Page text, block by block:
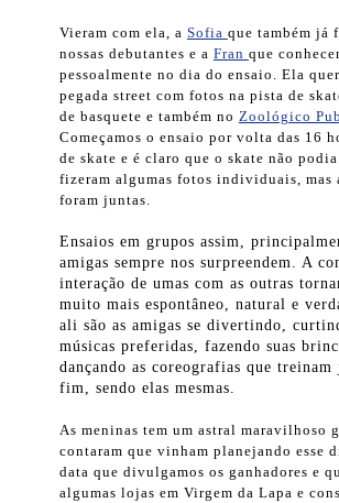
Vieram com ela, a Sofia que também já
nossas debutantes e a Fran que
pessoalmente no dia do ensaio. Ela
pegada street com fotos na pista de
de basquete e também no Zoológico
Começamos o ensaio por volta das 16
de skate e é claro que o skate não
fizeram algumas fotos individuais, mas
foram juntas.
Ensaios em grupos assim,
amigas sempre nos surpreendem. A
interação de umas com as outras
muito mais espontâneo, natural e
ali são as amigas se divertindo,
músicas preferidas, fazendo suas
dançando as coreografias que treinam
fim, sendo elas mesmas.
As meninas tem um astral maravilhoso
contaram que vinham planejando esse
data que divulgamos os ganhadores e
algumas lojas em Virgem da Lapa e